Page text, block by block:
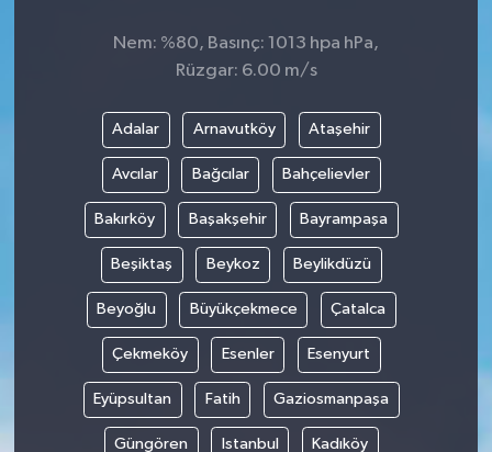
Nem: %80, Basınç: 1013 hpa hPa,
Rüzgar: 6.00 m/s
Adalar Arnavutköy Ataşehir
Avcılar Bağcılar Bahçelievler
Bakırköy Başakşehir Bayrampaşa
Beşiktaş Beykoz Beylikdüzü
Beyoğlu Büyükçekmece Çatalca
Çekmeköy Esenler Esenyurt
Eyüpsultan Fatih Gaziosmanpaşa
Güngören Istanbul Kadıköy